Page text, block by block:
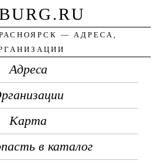
— АДРЕСА,
Адреса
Карта
в каталог